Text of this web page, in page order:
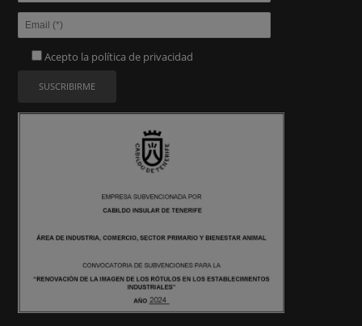
Acepto la política de privacidad